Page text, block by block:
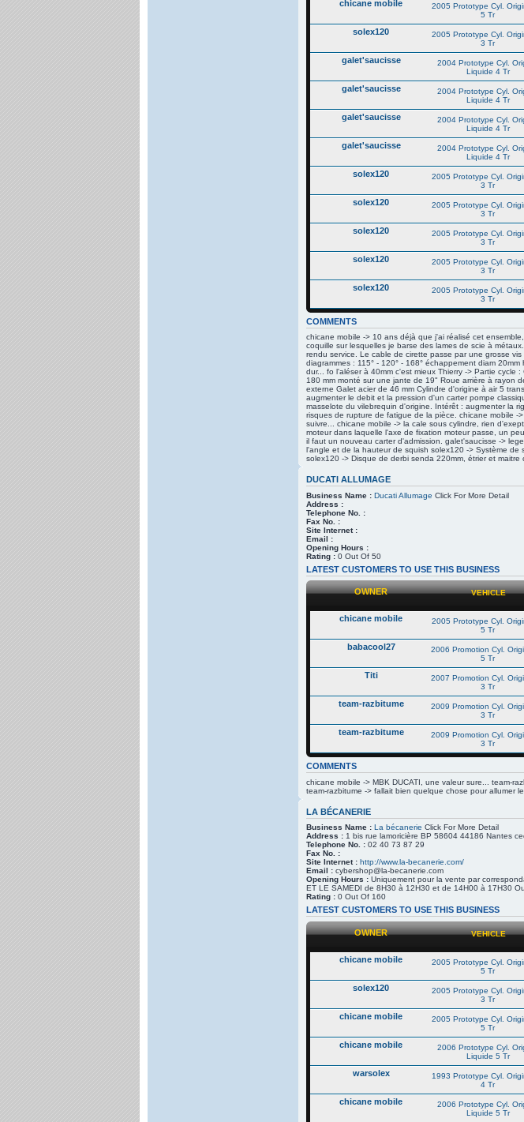
chicane mobile
2005 Prototype Cyl.
5 Tr
solex120
2005 Prototype Cyl.
3 Tr
galet'saucisse
2004 Prototype Cyl.
Liquide 4 Tr
galet'saucisse
2004 Prototype Cyl.
Liquide 4 Tr
galet'saucisse
2004 Prototype Cyl.
Liquide 4 Tr
galet'saucisse
2004 Prototype Cyl.
Liquide 4 Tr
solex120
2005 Prototype Cyl.
3 Tr
solex120
2005 Prototype Cyl.
3 Tr
solex120
2005 Prototype Cyl.
3 Tr
solex120
2005 Prototype Cyl.
3 Tr
solex120
2005 Prototype Cyl.
3 Tr
COMMENTS
chicane mobile -> 10 ans déjà que j'ai réalisé cet
coquille sur lesquelles je barse des lames de scie à
rendu service. Le cable de cirette passe par une grosse
diagrammes : 115° - 120° - 168° échappement diam
dur... fo l'aléser à 40mm c'est mieux Thierry -> Partie
180 mm monté sur une jante de 19" Roue arrière à rayon
externe Galet acier de 46 mm Cylindre d'origine à air 5
augmenter le debit et la pression d'un carter pompe
masselote du vilebrequin d'origine. Intérêt : augmenter la
risques de rupture de fatigue de la pièce. chicane mobile
suivre... chicane mobile -> la cale sous cylindre, rien
moteur dans laquelle l'axe de fixation moteur passe, un
il faut un nouveau carter d'admission. galet'saucisse ->
l'angle et de la hauteur de squish solex120 -> Système de
solex120 -> Disque de derbi senda 220mm, étrier et
DUCATI ALLUMAGE
Business Name : Ducati Allumage Click For More Detail
Address :
Telephone No. :
Fax No. :
Site Internet :
Email :
Opening Hours :
Rating : 0 Out Of 50
LATEST CUSTOMERS TO USE THIS BUSINESS
OWNER VEHICLE
chicane mobile
2005 Prototype Cyl.
5 Tr
babacool27
2006 Promotion Cyl.
5 Tr
Titi
2007 Promotion Cyl.
3 Tr
team-razbitume
2009 Promotion Cyl.
3 Tr
team-razbitume
2009 Promotion Cyl.
3 Tr
COMMENTS
chicane mobile -> MBK DUCATI, une valeur sure... team-
team-razbitume -> fallait bien quelque chose pour allumer
LA BÉCANERIE
Business Name : La bécanerie Click For More Detail
Address : 1 bis rue lamoricière BP 58604 44186 Nantes
Telephone No. : 02 40 73 87 29
Fax No. :
Site Internet : http://www.la-becanerie.com/
Email : cybershop@la-becanerie.com
Opening Hours : Uniquement pour la vente par
ET LE SAMEDI de 8H30 à 12H30 et de 14H00 à 17H30
Rating : 0 Out Of 160
LATEST CUSTOMERS TO USE THIS BUSINESS
OWNER VEHICLE
chicane mobile
2005 Prototype Cyl.
5 Tr
solex120
2005 Prototype Cyl.
3 Tr
chicane mobile
2005 Prototype Cyl.
5 Tr
chicane mobile
2006 Prototype Cyl.
Liquide 5 Tr
warsolex
1993 Prototype Cyl.
4 Tr
chicane mobile
2006 Prototype Cyl.
Liquide 5 Tr